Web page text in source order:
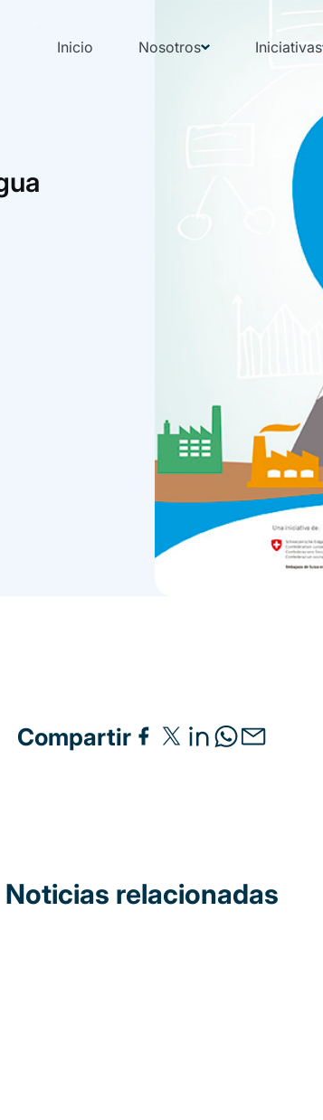
Inicio Nosotros Iniciativas
Compartir
Noticias relacionadas